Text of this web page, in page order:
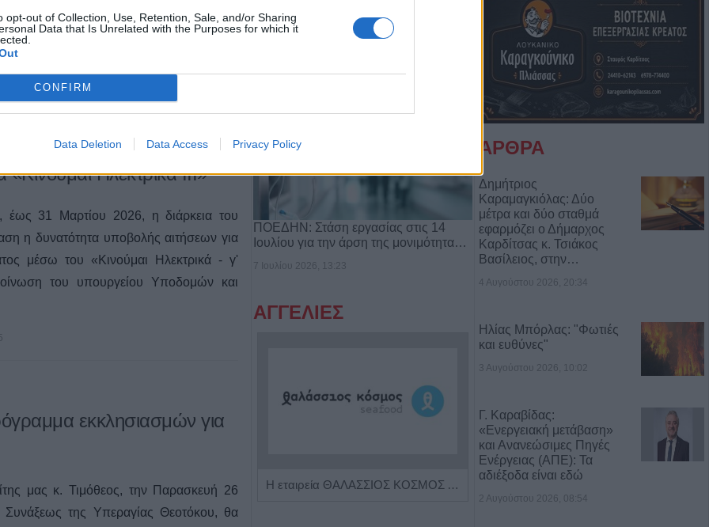
opt-out of Collection, Use, Retention, Sale, and/or Sharing
Data that Is Unrelated with the Purposes for which it
CONFIRM
Data Deletion Data Access Privacy Policy
ακόμη αξιόπιστη λύση στη γραμμή της
μήνες - έως 31 Μαρτίου
Ηλεκτρικά ΙΙΙ»
έως 31 Μαρτίου 2026, η διάρκεια του
η δυνατότητα υποβολής αιτήσεων για
μέσω του «Κινούμαι Ηλεκτρικά - γ'
του υπουργείου Υποδομών και
εκκλησιασμών για
μας κ. Τιμόθεος, την Παρασκευή 26
Συνάξεως της Υπεραγίας Θεοτόκου, θα
από τη θέση του Αντιδημάρχου
ΠΟΕΔΗΝ: Στάση εργασίας στις 14
Ιουλίου για την άρση της μονιμότητα…
7 Ιουλίου 2026, 13:23
ΑΓΓΕΛΙΕΣ
Η Αποκατάσταση Α.Ε. αναζητά για εργασία Νοσηλευτές και Βοηθούς Νοσηλευτές Η εταιρεία ΘΑΛΑΣΣΙΟΣ ΚΟΣΜΟΣ Α.Ε.Β.Ε. επιθυμεί να προσλάβει Αποθηκάριο
ΑΡΘΡΑ
Δημήτριος
Καραμαγκιόλας: Δύο
μέτρα και δύο σταθμά
εφαρμόζει ο Δήμαρχος
Καρδίτσας κ. Τσιάκος
Βασίλειος, στην…
4 Αυγούστου 2026, 20:34
Ηλίας Μπόρλας: "Φωτιές
και ευθύνες"
3 Αυγούστου 2026, 10:02
Γ. Καραβίδας:
«Ενεργειακή μετάβαση»
και Ανανεώσιμες Πηγές
Ενέργειας (ΑΠΕ): Τα
αδιέξοδα είναι εδώ
2 Αυγούστου 2026, 08:54